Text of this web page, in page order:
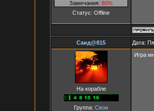
Замечания: 80%
Статус: Offline
Саид@815 Дата:
На корабле
Группа: Свои
Игра